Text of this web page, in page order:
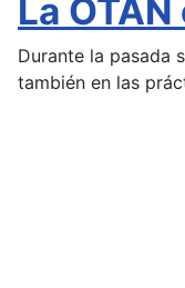
La
Durante la pasada
también en las